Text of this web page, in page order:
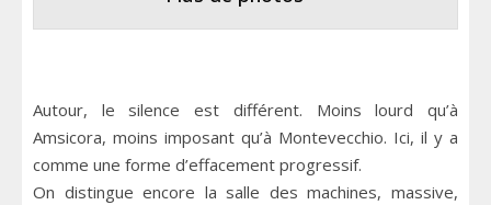
Autour, le silence est différent. Moins lourd qu’à
Amsicora, moins imposant qu’à Montevecchio. Ici, il y a
comme une forme d’effacement progressif.
On distingue encore la salle des machines, massive,